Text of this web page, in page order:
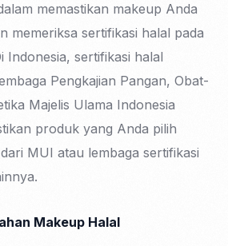
memastikan makeup Anda
memeriksa sertifikasi halal pada
Indonesia, sertifikasi halal
Pengkajian Pangan, Obat-
Majelis Ulama Indonesia
produk yang Anda pilih
MUI atau lembaga sertifikasi
Makeup Halal